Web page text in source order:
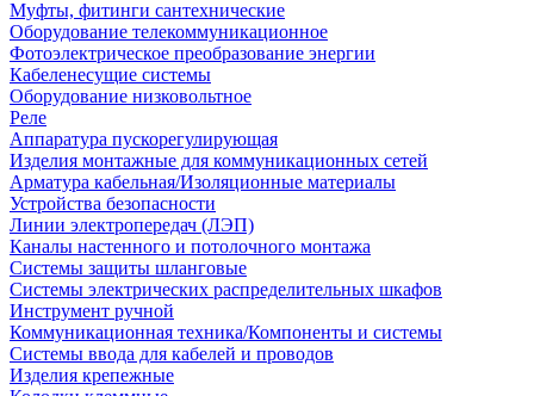
Муфты, фитинги сантехнические
Оборудование телекоммуникационное
Фотоэлектрическое преобразование энергии
Кабеленесущие системы
Оборудование низковольтное
Реле
Аппаратура пускорегулирующая
Изделия монтажные для коммуникационных сетей
Арматура кабельная/Изоляционные материалы
Устройства безопасности
Линии электропередач (ЛЭП)
Каналы настенного и потолочного монтажа
Системы защиты шланговые
Системы электрических распределительных шкафов
Инструмент ручной
Коммуникационная техника/Компоненты и системы
Системы ввода для кабелей и проводов
Изделия крепежные